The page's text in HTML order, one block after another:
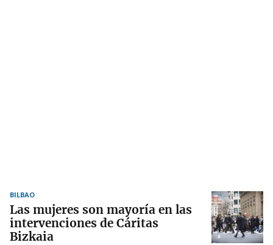
BILBAO
Las mujeres son mayoría en las
intervenciones de Cáritas
Bizkaia